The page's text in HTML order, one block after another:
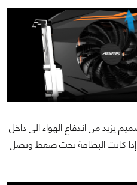
يزيد من اندفاع الهواء الى داخل
إذا كانت البطاقة تحت ضغط وتصل